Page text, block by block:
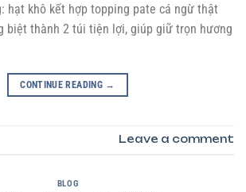
hạt khô kết hợp topping pate cá ngừ thật
biệt thành 2 túi tiện lợi, giúp giữ trọn hương
CONTINUE READING →
Leave a comment
BLOG